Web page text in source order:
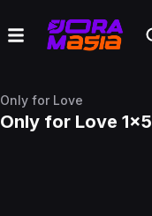
Only for Love
Only for Love 1x5